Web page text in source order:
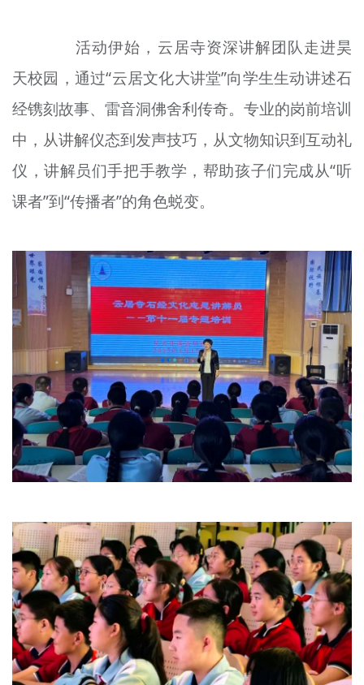
活动伊始，云居寺资深讲解团队走进昊
天校园，通过“云居文化大讲堂”向学生生动讲述石
经镌刻故事、雷音洞佛舍利传奇。专业的岗前培训
中，从讲解仪态到发声技巧，从文物知识到互动礼
仪，讲解员们手把手教学，帮助孩子们完成从“听
课者”到“传播者”的角色蜕变。